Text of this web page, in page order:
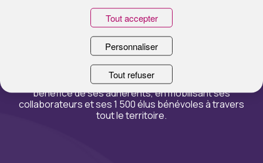
Experte des métiers de l’assurance santé et de la
depuis près de 80 ans, La Mutuelle
Générale accompagne et protège ses adhérents à
toutes les étapes de leur vie.
Acteur de l’économie sociale et solidaire
Mutuelle Générale mène l’ensemble de ses actions au
bénéfice de ses adhérents, en mobilisant ses
collaborateurs et ses 1 500 élus bénévoles à travers
tout le territoire.
Tout accepter
Personnaliser
Tout refuser